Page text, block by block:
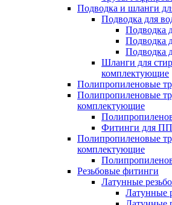
Подводка и шланги
Подводка для
Подводка
Подводка
Подводка
Шланги для
комплектующие
Полипропиленовые
Полипропиленовые
комплектующие
Фитинги для
Полипропиленовые
комплектующие
Резьбовые фитинги
Латунные
Латунные